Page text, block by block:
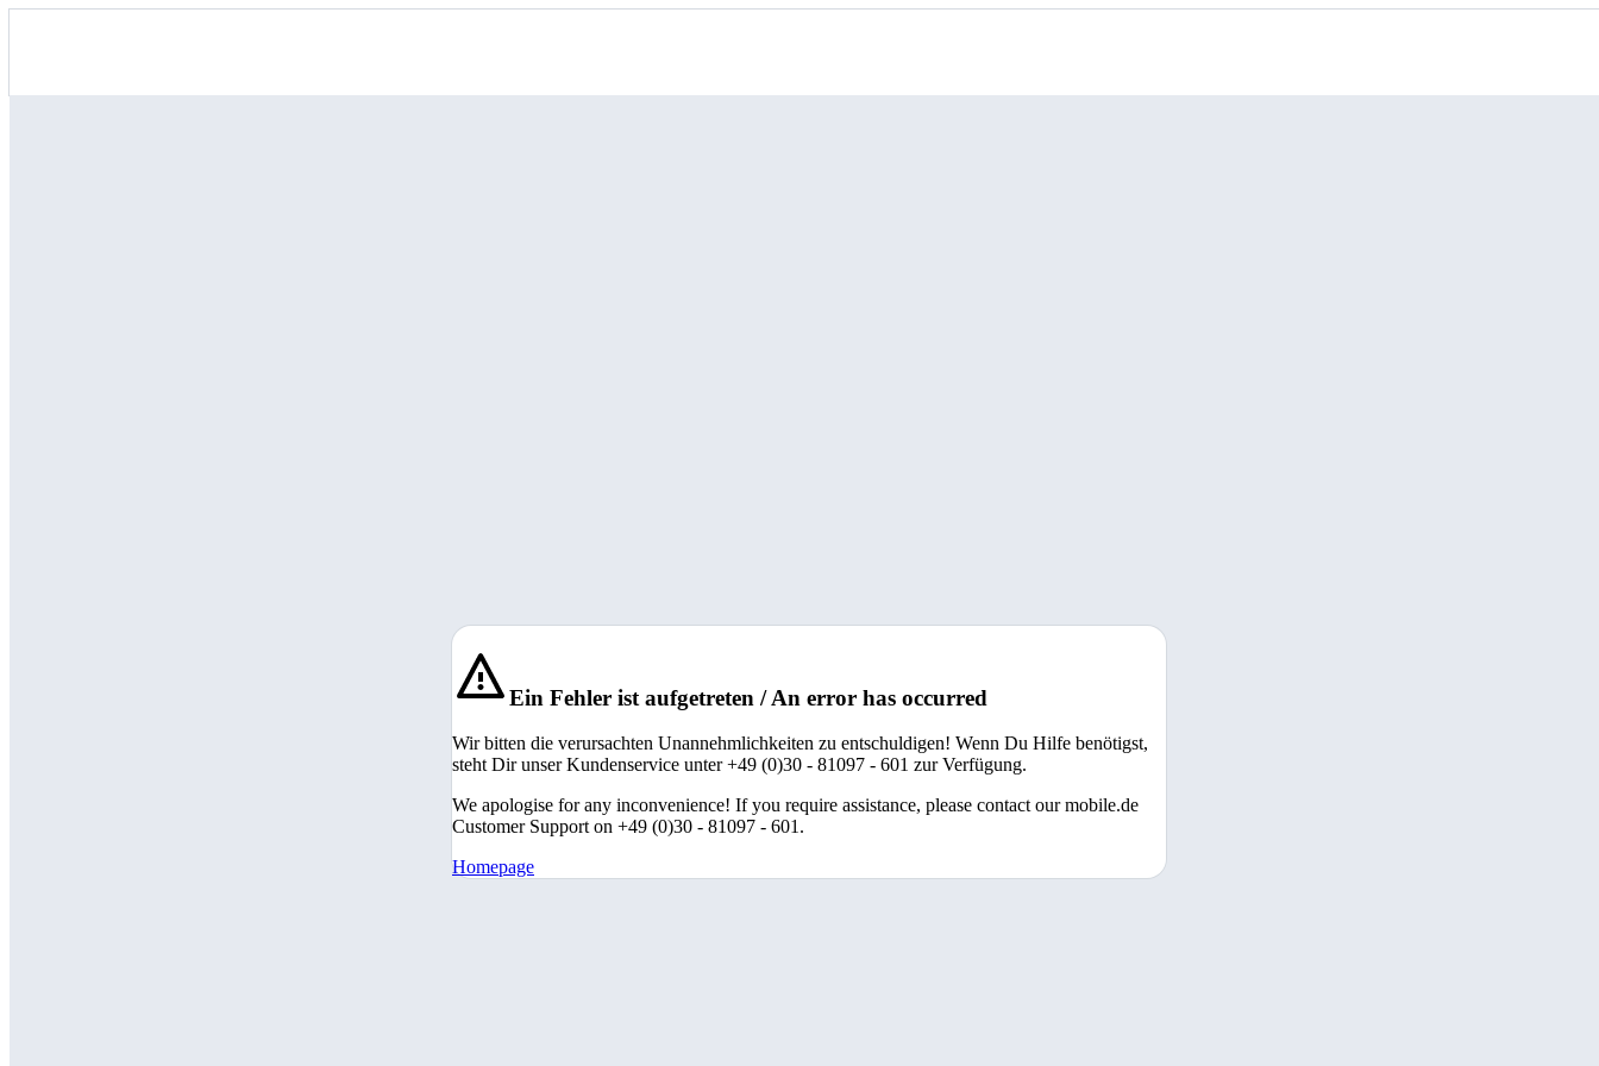
Ein Fehler ist aufgetreten / An error has occurred
Wir bitten die verursachten Unannehmlichkeiten zu entschuldigen! Wenn Du Hilfe benötigst,
steht Dir unser Kundenservice unter +49 (0)30 - 81097 - 601 zur Verfügung.
We apologise for any inconvenience! If you require assistance, please contact our mobile.de
Customer Support on +49 (0)30 - 81097 - 601.
Homepage